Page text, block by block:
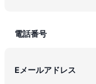
電話番号
Eメールアドレス